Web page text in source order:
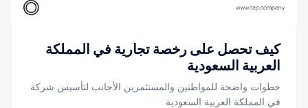
كيف تحصل على رخصة تجارية في المملكة
العربية السعودية
خطوات واضحة للمواطنين والمستثمرين الأجانب لتأسيس شركة
في المملكة العربية السعودية